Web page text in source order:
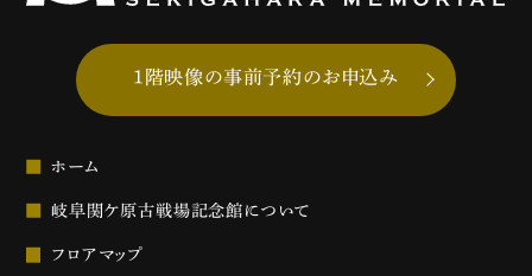
1階映像の事前予約のお申込み
ホーム
岐阜関ケ原古戦場記念館について
フロアマップ